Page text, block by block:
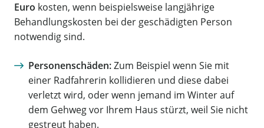
Euro kosten, wenn beispielsweise langjährige
Behandlungskosten bei der geschädigten Person
notwendig sind.
Personenschäden:Zum Beispiel wenn Sie mit
einer Radfahrerin kollidieren und diese dabei
verletzt wird, oder wenn jemand im Winter auf
dem Gehweg vor Ihrem Haus stürzt, weil Sie nicht
gestreut haben.